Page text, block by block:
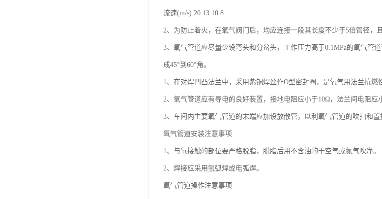
流速(m/s) 20 13 10 8
2、为防止着火，在氧气阀门后，均应连接一段其长度不少于5倍管径，
3、氧气管道应尽量少设弯头和分岔头，工作压力高于0.1MPa的氧气管
成45°到60°角。
1、在对焊凹凸法兰中，采用紫铜焊丝作O型密封圈，是氧气用法兰抗燃
2、氧气管道应有导电的良好装置，接地电阻应小于10Ω，法兰间电阻应
3、车间内主要氧气管道的末端应加设放散管，以利氧气管道的吹扫和
氧气管道安装注意事项
1、与氧接触的部位要严格脱脂，脱脂后用不含油的干空气或氮气吹净。
2、焊接应采用氩弧焊或电弧焊。
氧气管道操作注意事项